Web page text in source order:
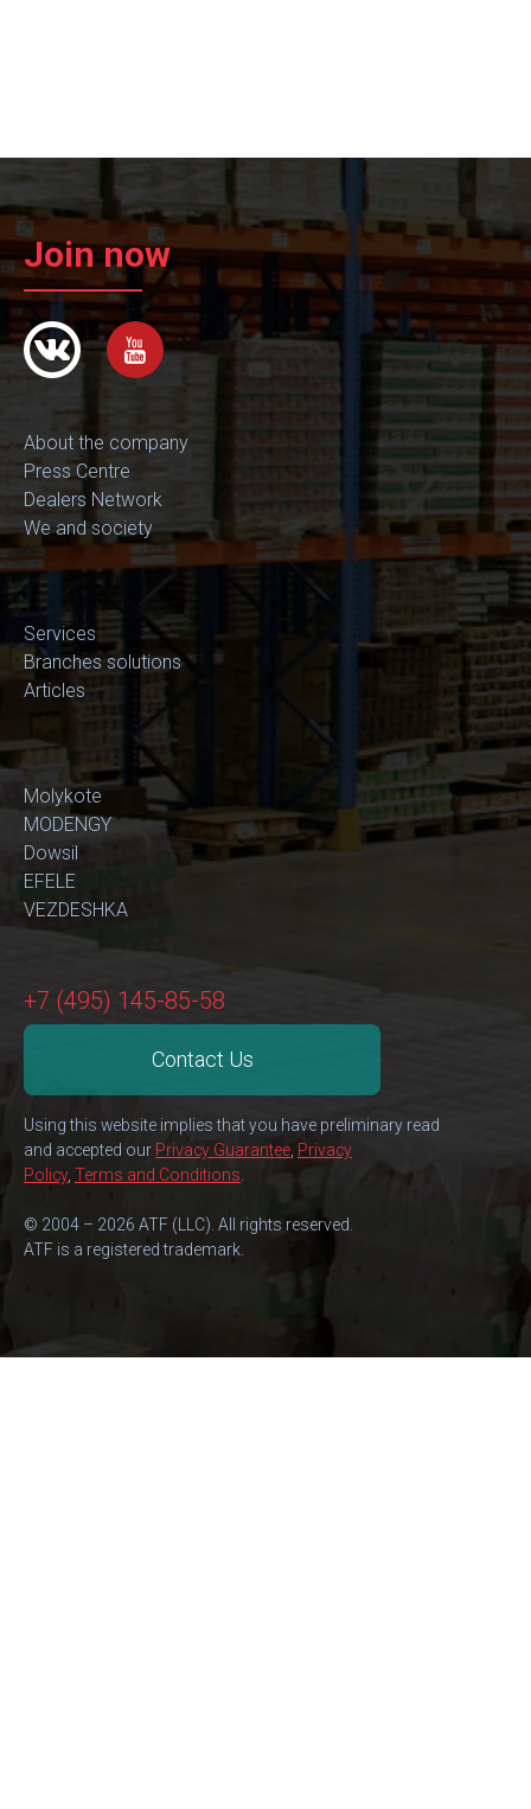
Join now
About the company
Press Centre
Dealers Network
We and society
Services
Branches solutions
Articles
Molykote
MODENGY
Dowsil
EFELE
VEZDESHKA
+7 (495) 145-85-58
Contact Us
Using this website implies that you have preliminary read
and accepted our Privacy Guarantee Privacy
Policy, Terms and Conditions
© 2004 – 2026 ATF (LLC). All rights reserved.
ATF is a registered trademark.